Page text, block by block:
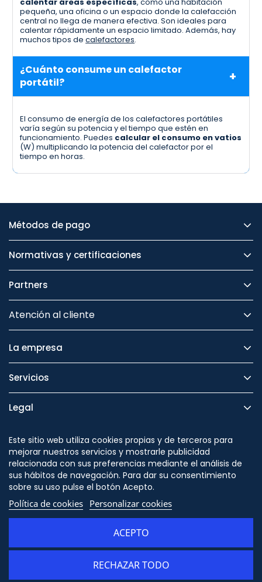
pequeña, una oficina o un espacio donde la calefacción
central no llega de manera efectiva. Son ideales para
calentar rápidamente un espacio limitado. Además, hay
muchos tipos decalefactores.
¿Cuánto consume un calefactor
portátil?
El consumo de energía de los calefactores portátiles
varía según su potencia y el tiempo que estén en
funcionamiento. Puedes calcular el consumo en vatios
(W) multiplicando la potencia del calefactor por el
tiempo en horas.
Métodos de pago
Normativas y certificaciones
Partners
Atención al cliente
La empresa
Servicios
Legal
Seguridad
Este sitio web utiliza cookies propias y de terceros para
mejorar nuestros servicios y mostrarle publicidad
relacionada con sus preferencias mediante el análisis de
sus hábitos de navegación. Para dar su consentimiento
sobre su uso pulse el botón Acepto.
Política de cookies Personalizar cookies
RECHAZAR TODO
ACEPTO
Síguenos en